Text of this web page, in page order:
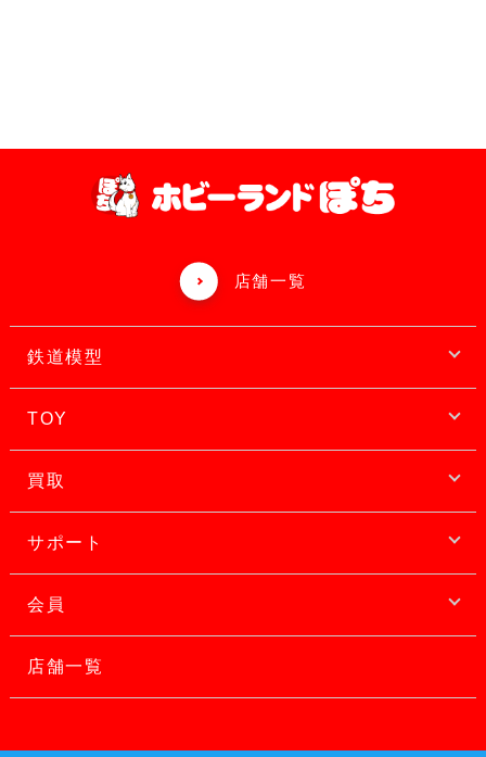
店舗一覧
鉄道模型
TOY
買取
サポート
会員
店舗一覧